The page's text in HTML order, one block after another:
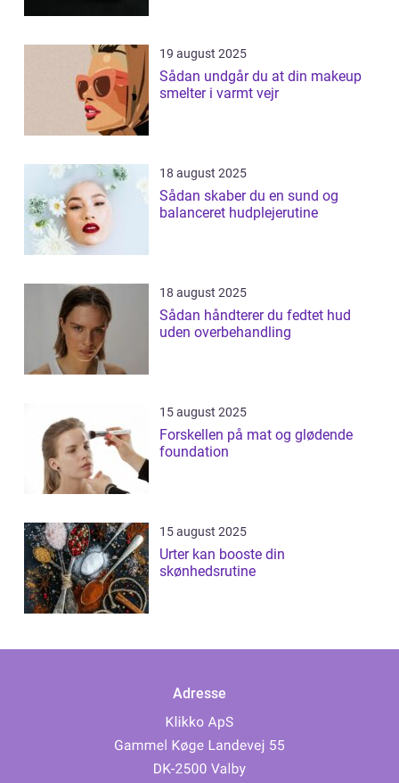
19 august 2025
Sådan undgår du at din makeup
smelter i varmt vejr
18 august 2025
Sådan skaber du en sund og
balanceret hudplejerutine
18 august 2025
Sådan håndterer du fedtet hud
uden overbehandling
15 august 2025
Forskellen på mat og glødende
foundation
15 august 2025
Urter kan booste din
skønhedsrutine
Adresse